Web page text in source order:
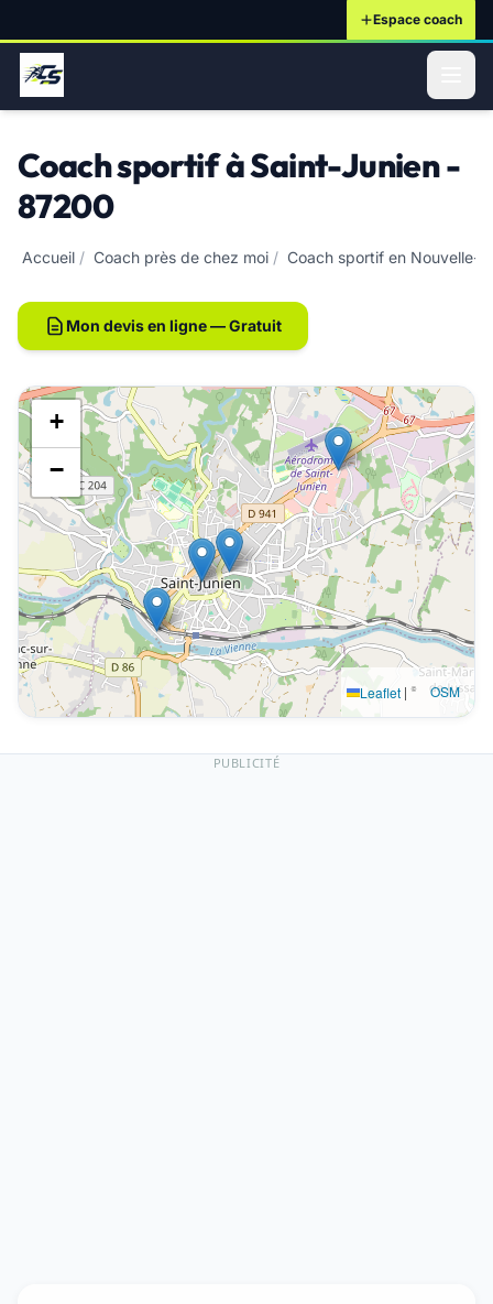
Espace coach
Coach sportif à Saint-Junien -
87200
Accueil / Coach près de chez moi / Coach sportif en Nouvelle-
Mon devis en ligne — Gratuit
+
−
Leaflet | © OSM
PUBLICITÉ